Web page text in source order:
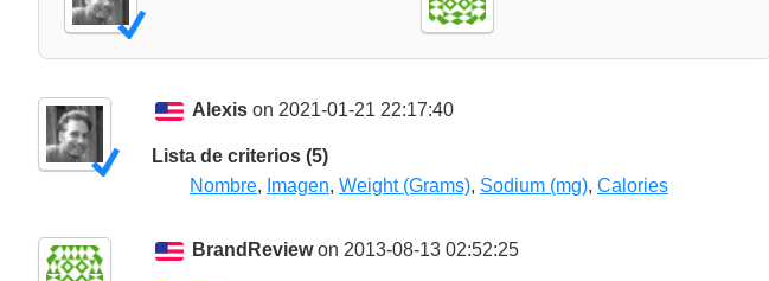
Alexis on 2021-01-21 22:17:40
Lista de criterios (5)
Nombre, Imagen, Weight (Grams), Sodium (mg), Calories
BrandReviewon 2013-08-13 02:52:25